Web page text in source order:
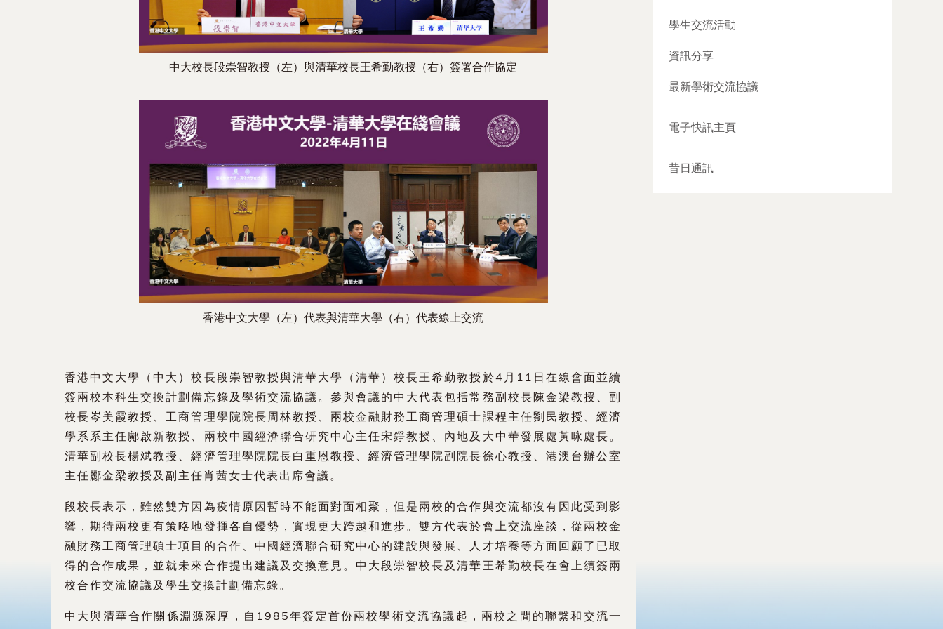
中大校長段崇智教授（左）與清華校長王希勤教授（右）簽署合作協定
香港中文大學（左）代表與清華大學（右）代表線上交流
香港中文大學（中大）校長段崇智教授與清華大學（清華）校長王希勤教授於4月11日在線會面並續
簽兩校本科生交換計劃備忘錄及學術交流協議。參與會議的中大代表包括常務副校長陳金梁教授、副
校長岑美霞教授、工商管理學院院長周林教授、兩校金融財務工商管理碩士課程主任劉民教授、經濟
學系系主任鄺啟新教授、兩校中國經濟聯合研究中心主任宋錚教授、內地及大中華發展處黃咏處長。
清華副校長楊斌教授、經濟管理學院院長白重恩教授、經濟管理學院副院長徐心教授、港澳台辦公室
主任酈金梁教授及副主任肖茜女士代表出席會議。
段校長表示，雖然雙方因為疫情原因暫時不能面對面相聚，但是兩校的合作與交流都沒有因此受到影
響，期待兩校更有策略地發揮各自優勢，實現更大跨越和進步。雙方代表於會上交流座談，從兩校金
融財務工商管理碩士項目的合作、中國經濟聯合研究中心的建設與發展、人才培養等方面回顧了已取
得的合作成果，並就未來合作提出建議及交換意見。中大段崇智校長及清華王希勤校長在會上續簽兩
校合作交流協議及學生交換計劃備忘錄。
中大與清華合作關係淵源深厚，自1985年簽定首份兩校學術交流協議起，兩校之間的聯繫和交流一
學生交流活動
資訊分享
最新學術交流協議
電子快訊主頁
昔日通訊